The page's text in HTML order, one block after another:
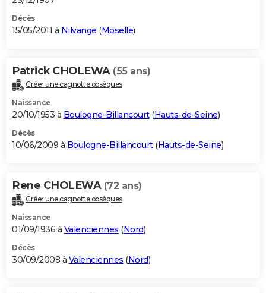
Décès
15/05/2011 à Nilvange (Moselle)
Patrick CHOLEWA (55 ans)
Créer une cagnotte obsèques
Naissance
20/10/1953 à Boulogne-Billancourt(Hauts-de-Seine)
Décès
10/06/2009 à Boulogne-Billancourt(Hauts-de-Seine)
Rene CHOLEWA (72 ans)
Créer une cagnotte obsèques
Naissance
01/09/1936 à Valenciennes (Nord)
Décès
30/09/2008 à Valenciennes (Nord)